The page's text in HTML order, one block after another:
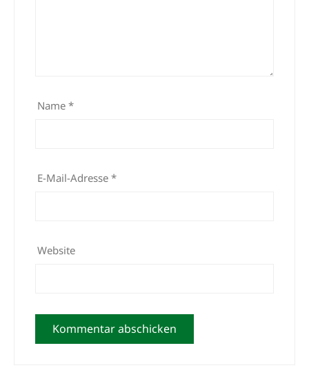
Name *
E-Mail-Adresse *
Website